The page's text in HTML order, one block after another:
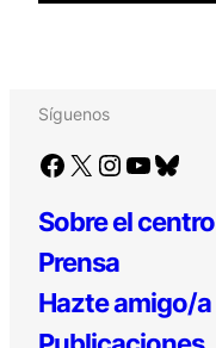
Síguenos
Facebook X Instagram YouTube Bluesky
Sobre el centro
Prensa
Hazte amigo/a